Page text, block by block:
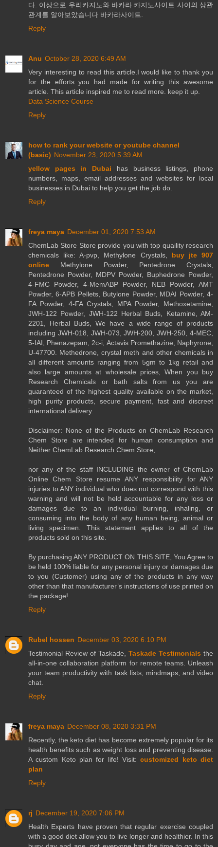
다. 이상으로 우리카지노와 바카라 카지노사이트 사이의 상관
관계를 알아보았습니다 바카라사이트.
Reply
Anu October 28, 2020 6:49 AM
Very interesting to read this article.I would like to thank you
for the efforts you had made for writing this awesome
article. This article inspired me to read more. keep it up.
Data Science Course
Reply
how to rank your website or youtube channel
(basic) November 23, 2020 5:39 AM
yellow pages in Dubai has business listings, phone
numbers, maps, email addresses and websites for local
businesses in Dubai to help you get the job do.
Reply
freya maya December 01, 2020 7:53 AM
ChemLab Store Store provide you with top quaility research
chemicals like: A-pvp, Methylone Crystals, buy jte 907
online Methylone Powder, Pentedrone Crystals,
Pentedrone Powder, MDPV Powder, Buphedrone Powder,
4-FMC Powder, 4-MemABP Powder, NEB Powder, AMT
Powder, 6-APB Pellets, Butylone Powder, MDAI Powder, 4-
FA Powder, 4-FA Crystals, MPA Powder, Methoxetamine,
JWH-122 Powder, JWH-122 Herbal Buds, Ketamine, AM-
2201, Herbal Buds, We have a wide range of products
including JWH-018, JWH-073, JWH-200, JWH-250, 4-MEC,
5-IAI, Phenazepam, 2c-i, Actavis Promethazine, Naphyrone,
U-47700. Methedrone, crystal meth and other chemicals in
all different amounts ranging from 5gm to 1kg retail and
also large amounts at wholesale prices, When you buy
Research Chemicals or bath salts from us you are
guaranteed of the highest quality available on the market,
high purity products, secure payment, fast and discreet
international delivery.
Disclaimer: None of the Products on ChemLab Research
Chem Store are intended for human consumption and
Neither ChemLab Research Chem Store,
nor any of the staff INCLUDING the owner of ChemLab
Online Chem Store resume ANY responsibility for ANY
injuries to ANY individual who does not correspond with this
warning and will not be held accountable for any loss or
damages due to an individual burning, inhaling, or
consuming into the body of any human being, animal or
living specimen. This statement applies to all of the
products sold on this site.
By purchasing ANY PRODUCT ON THIS SITE, You Agree to
be held 100% liable for any personal injury or damages due
to you (Customer) using any of the products in any way
other than that manufacturer’s instructions of use printed on
the package!
Reply
Rubel hossen December 03, 2020 6:10 PM
Testimonial Review of Taskade, Taskade Testimonials the
all-in-one collaboration platform for remote teams. Unleash
your team productivity with task lists, mindmaps, and video
chat.
Reply
freya maya December 08, 2020 3:31 PM
Recently, the keto diet has become extremely popular for its
health benefits such as weight loss and preventing disease.
A custom Keto plan for life! Visit:customized keto diet
plan
Reply
rj December 19, 2020 7:06 PM
Health Experts have proven that regular exercise coupled
with a good diet allow you to live longer and healthier. In this